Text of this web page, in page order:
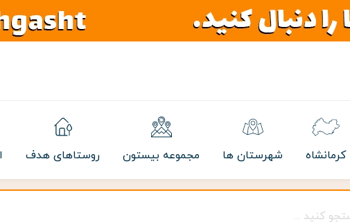
کرمانشاه شهرستان ها مجموعه بیستون روستاهای هدف